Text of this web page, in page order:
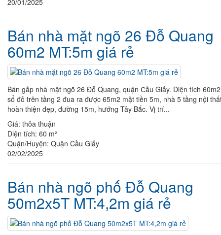
20/01/2025
Bán nhà mặt ngõ 26 Đỗ Quang
60m2 MT:5m giá rẻ
Bán gấp nhà mặt ngõ 26 Đỗ Quang, quận Ϲầu Giấy. Diện tích 60m2
sổ đỏ trên tầng 2 đua ra được 65m2 mặt tiền 5m, nhà 5 tầng nội
hoàn thiện đẹp, đường 15m, hướng Tây Bắc. Vị trí...
Giá: thỏa thuận
Diện tích: 60 m²
Quận/Huyện: Quận Cầu Giấy
02/02/2025
Bán nhà ngõ phố Đỗ Quang
50m2x5T MT:4,2m giá rẻ